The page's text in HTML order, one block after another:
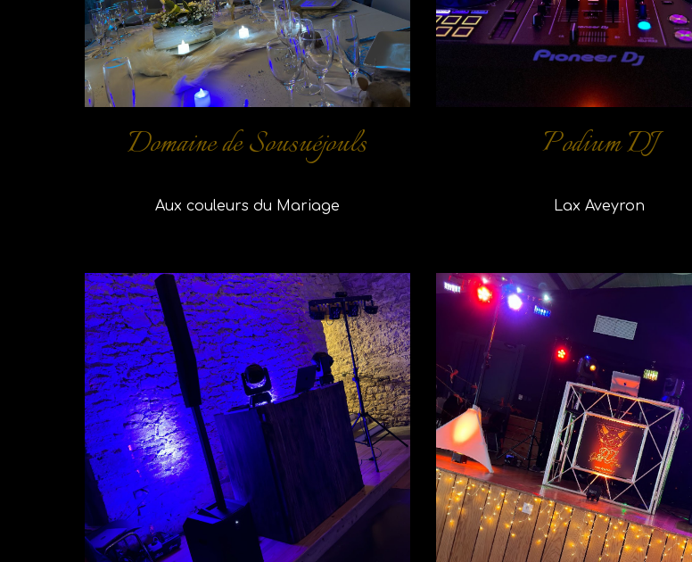
Domaine de Sousuéjouls
Aux couleurs du Mariage
Podium DJ
Lax Aveyron